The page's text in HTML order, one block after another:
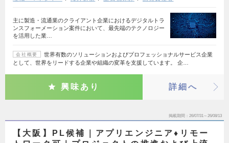
主に製造・流通業のクライアント企業におけるデジタルトラ
ンスフォーメーション案件において、最先端のテクノロジー
を活用した業…
会社概要
世界有数のソリューションおよびプロフェッショナルサービス企業
として、世界をリードする企業や組織の変革を支援しています。 企…
興味あり 詳細へ
掲載期間 26/07/31～26/08/13
【大阪】PL候補｜アプリエンジニア♦リモー